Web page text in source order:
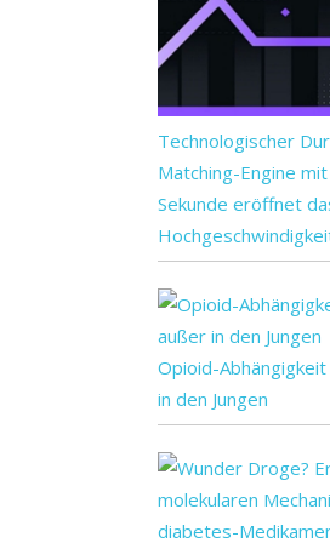
Technologischer
Matching-Engine
Sekunde eröffnet
Opioid-
in den Jungen